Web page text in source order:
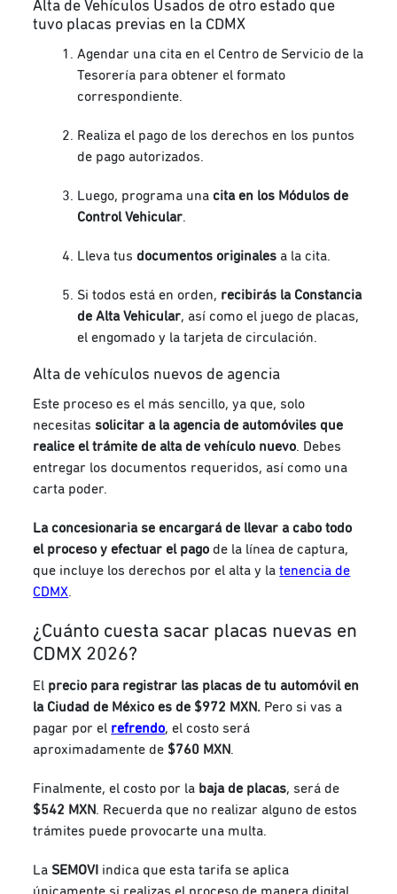
Alta de Vehículos Usados de otro estado que
tuvo placas previas en la CDMX
Agendar una cita en el Centro de Servicio de la
Tesorería para obtener el formato
correspondiente.
Realiza el pago de los derechos en los puntos
de pago autorizados.
Luego, programa unacita en los Módulos de
Control Vehicular.
Lleva tusdocumentos originales a la cita.
Si todos está en orden, recibirás la Constancia
de Alta Vehicular, así como el juego de placas,
el engomado y la tarjeta de circulación.
Alta de vehículos nuevos de agencia
Este proceso es el más sencillo, ya que, solo
necesitassolicitar a la agencia de automóviles que
realice el trámite de alta de vehículo nuevo. Debes
entregar los documentos requeridos, así como una
carta poder.
La concesionaria se encargará de llevar a cabo todo
el proceso y efectuar el pago de la línea de captura,
que incluye los derechos por el alta y latenencia de
CDMX.
¿Cuánto cuesta sacar placas nuevas en
CDMX 2026?
El precio para registrar las placas de tu automóvil en
la Ciudad de México es de $972 MXN. Pero si vas a
pagar por el refrendo, el costo será
aproximadamente de $760 MXN.
Finalmente, el costo por la baja de placas, será de
$542 MXN. Recuerda que no realizar alguno de estos
trámites puede provocarte una multa.
La SEMOVI indica que esta tarifa se aplica